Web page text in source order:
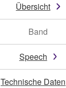
Übersicht
Band
Speech
Technische Daten